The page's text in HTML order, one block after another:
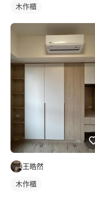
木作櫃
王皓然
木作櫃